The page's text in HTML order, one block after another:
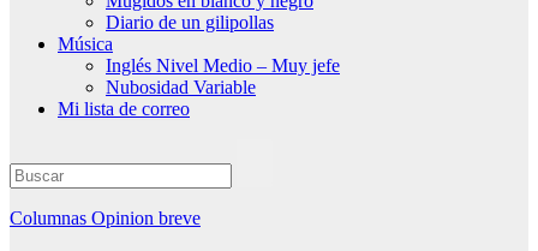
Diario de un gilipollas
Música
Inglés Nivel Medio – Muy jefe
Nubosidad Variable
Mi lista de correo
Columnas Opinion breve